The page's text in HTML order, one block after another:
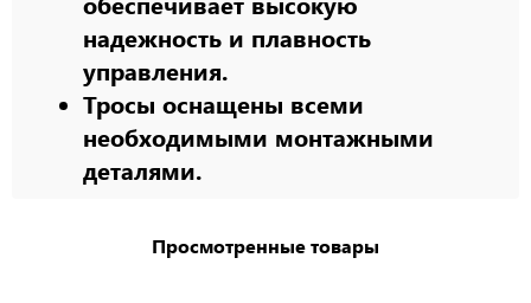
надежность и плавность
управления.
Тросы оснащены всеми
необходимыми монтажными
деталями.
Просмотренные товары